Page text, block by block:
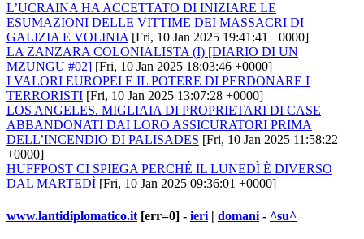
L’UCRAINA HA ACCETTATO DI INIZIARE LE
ESUMAZIONI DELLE VITTIME DEI MASSACRI DI
GALIZIA E VOLINIA [Fri, 10 Jan 2025 19:41:41 +0000]
LA ZANZARA COLONIALISTA (I) [DIARIO DI UN
MZUNGU #02] [Fri, 10 Jan 2025 18:03:46 +0000]
I VALORI EUROPEI E IL POTERE DI PERDONARE I
TERRORISTI [Fri, 10 Jan 2025 13:07:28 +0000]
LOS ANGELES. MIGLIAIA DI PROPRIETARI DI CASE
ABBANDONATI DAI LORO ASSICURATORI PRIMA
DELL’INCENDIO DI PALISADES [Fri, 10 Jan 2025 11:58:22
+0000]
HUFFPOST CI SPIEGA PERCHÉ IL LUNEDÌ È DIVERSO
DAL MARTEDÌ [Fri, 10 Jan 2025 09:36:01 +0000]
www.lantidiplomatico.it [err=0] - ieri | domani - ^su^